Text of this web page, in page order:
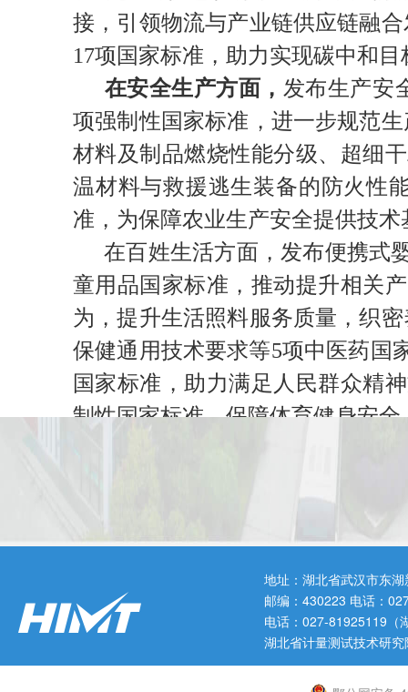
接，引领物流与产业链供应链融
17项国家标准，助力实现碳中和目
在安全生产方面， 发布生产安
项强制性国家标准，进一步规范
材料及制品燃烧性能分级、超细
温材料与救援逃生装备的防火性
准，为保障农业生产安全提供技术
在百姓生活方面，发布便携式
童用品国家标准，推动提升相关
为，提升生活照料服务质量，织
保健通用技术要求等5项中医药国
国家标准，助力满足人民群众精
制性国家标准，保障体育健身安全
地址：湖北省武汉市东
邮编：430223 电话：
电话：027-81925119（
湖北省计量测试技术研